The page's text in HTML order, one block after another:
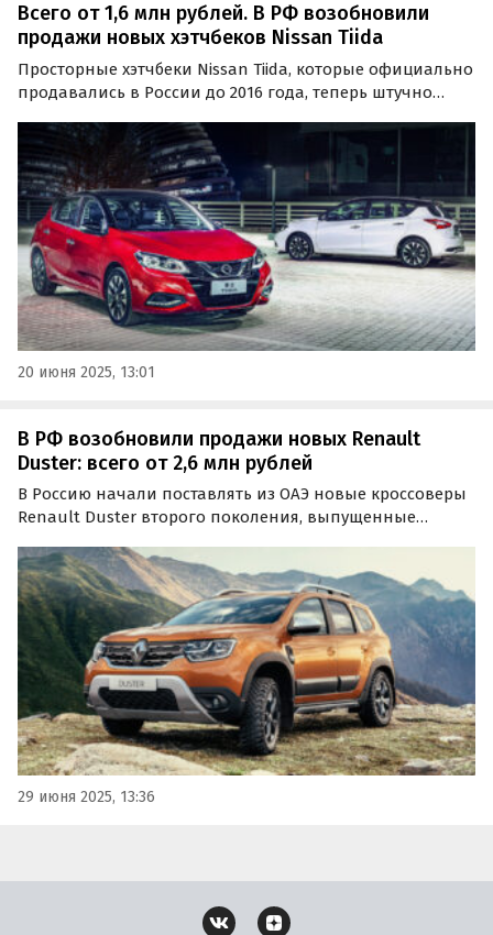
Всего от 1,6 млн рублей. В РФ возобновили
продажи новых хэтчбеков Nissan Tiida
Просторные хэтчбеки Nissan Tiida, которые официально
продавались в России до 2016 года, теперь штучно
Китая.
20 июня 2025, 13:01
В РФ возобновили продажи новых Renault
Duster: всего от 2,6 млн рублей
В Россию начали поставлять из ОАЭ новые кроссоверы
Renault Duster второго поколения, выпущенные
на одном из сайтов объявлений стартуют от 2,6 млн
рублей, сообщают «Автоновости дня».
29 июня 2025, 13:36